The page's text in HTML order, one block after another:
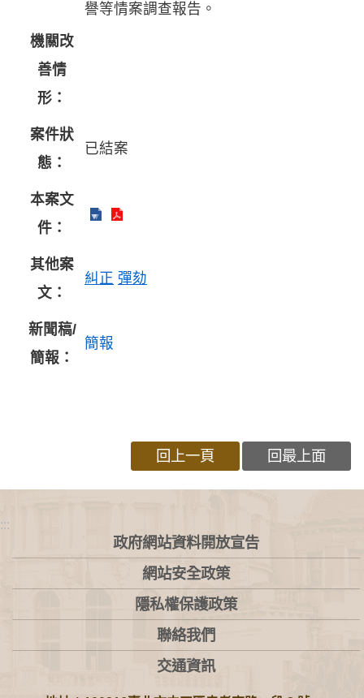
譽等情案調查報告。
機關改
善情
形：
案件狀
態：
已結案
本案文
件：
其他案
文：
糾正 彈劾
新聞稿/
簡報：
簡報
回上一頁 回最上面
:::
政府網站資料開放宣告
網站安全政策
隱私權保護政策
聯絡我們
交通資訊